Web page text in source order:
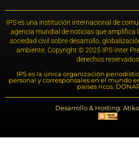
IPS es una institución internacional de
agencia mundial de noticias que amplifica
sociedad civil sobre desarrollo,
ambiente. Copyright © 2025 IPS-Inter
derechos reservados.
IPS es la única organización
personal y corresponsales en el mundo
países ricos.
Desarrollo & Hosting: